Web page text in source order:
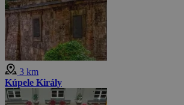
3 km
Kúpele Király